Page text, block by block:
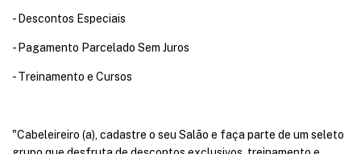
- Descontos Especiais
- Pagamento Parcelado Sem Juros
- Treinamento e Cursos
"Cabeleireiro (a), cadastre o seu Salão e faça parte de um seleto